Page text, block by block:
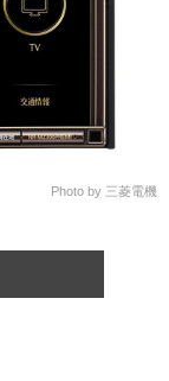
Photo by 三菱電機